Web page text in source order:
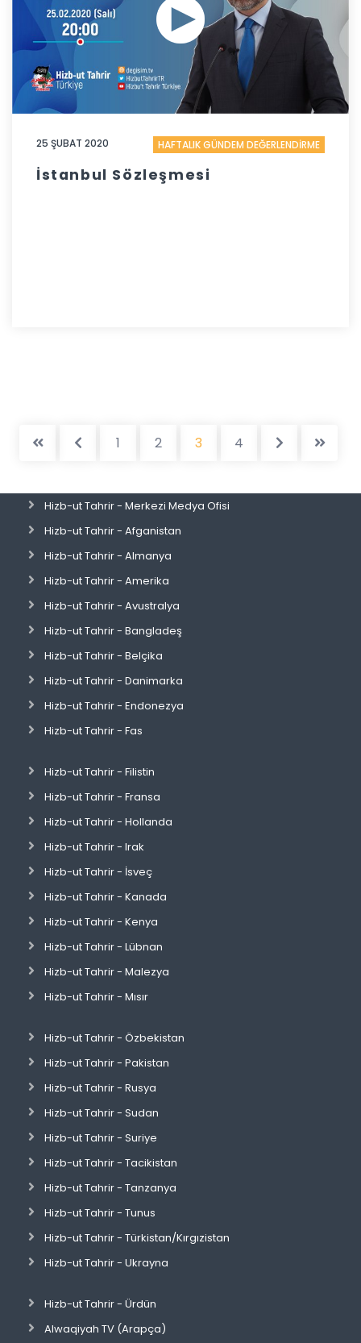
25 ŞUBAT 2020 HAFTALIK GÜNDEM DEĞERLENDİRME
İstanbul Sözleşmesi
1 2 3 4
Hizb-ut Tahrir - Merkezi Medya Ofisi
Hizb-ut Tahrir - Afganistan
Hizb-ut Tahrir - Almanya
Hizb-ut Tahrir - Amerika
Hizb-ut Tahrir - Avustralya
Hizb-ut Tahrir - Bangladeş
Hizb-ut Tahrir - Belçika
Hizb-ut Tahrir - Danimarka
Hizb-ut Tahrir - Endonezya
Hizb-ut Tahrir - Fas
Hizb-ut Tahrir - Filistin
Hizb-ut Tahrir - Fransa
Hizb-ut Tahrir - Hollanda
Hizb-ut Tahrir - Irak
Hizb-ut Tahrir - İsveç
Hizb-ut Tahrir - Kanada
Hizb-ut Tahrir - Kenya
Hizb-ut Tahrir - Lübnan
Hizb-ut Tahrir - Malezya
Hizb-ut Tahrir - Mısır
Hizb-ut Tahrir - Özbekistan
Hizb-ut Tahrir - Pakistan
Hizb-ut Tahrir - Rusya
Hizb-ut Tahrir - Sudan
Hizb-ut Tahrir - Suriye
Hizb-ut Tahrir - Tacikistan
Hizb-ut Tahrir - Tanzanya
Hizb-ut Tahrir - Tunus
Hizb-ut Tahrir - Türkistan/Kırgızistan
Hizb-ut Tahrir - Ukrayna
Hizb-ut Tahrir - Ürdün
Alwaqiyah TV (Arapça)